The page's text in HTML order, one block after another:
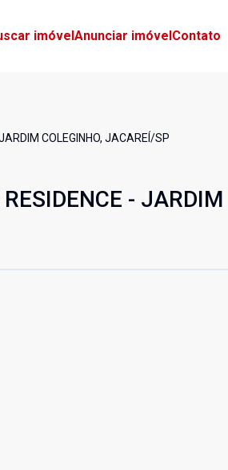
imóvelAnunciar imóvelContato
COLEGINHO, JACAREÍ/SP
- JARDIM